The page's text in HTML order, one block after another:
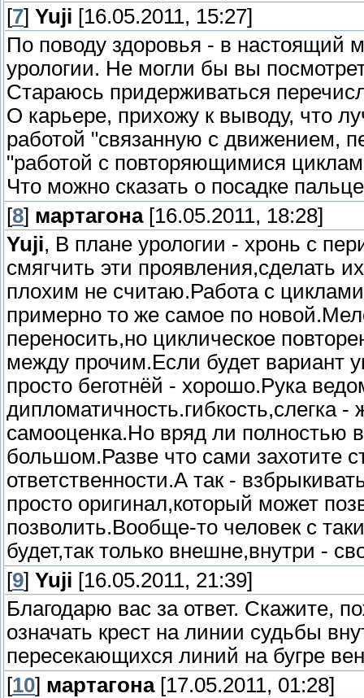
[7] Yuji [16.05.2011, 15:27]
По поводу здоровья - в
урологии. Не могли бы вы
Стараюсь придерживаться
О карьере, прихожу к выводу, что
работой "связанную с движением,
"работой с повторяющимися
Что можно сказать о посадке
[8] мартагона[16.05.2011, 18:28]
Yuji, В плане урологии - хронь с
смягчить эти проявления,сделать
плохим не считаю.Работа с
примерно то же самое по
переносить,но циклическое
между прочим.Если будет вариант
просто беготнёй - хорошо.Рука
дипломатичность.гибкость,слегка
самооценка.Но вряд ли полностью
большом.Разве что сами захотите
ответственности.А так -
просто оригинал,который может
позволить.Вообще-то человек с
будет,так только внешне,внутри -
[9] Yuji [16.05.2011, 21:39]
Благодарю вас за ответ. Скажите,
означать крест на линии судьбы
пересекающихся линий на бугре
[10] мартагона[17.05.2011, 01:28]